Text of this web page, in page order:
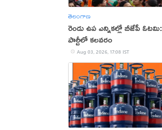
తెలంగాణ
రెండు ఉప ఎన్నికల్లో బీజేపీ ఓటమి:
పార్టీలో కలవరం
Aug 03, 2026, 17:08 IST